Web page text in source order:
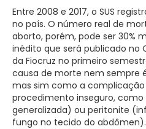
Entre 2008 e 2017, o SUS
no país. O número real de
aborto, porém, pode ser 30%
inédito que será publicado no
da Fiocruz no primeiro
causa de morte nem sempre
mas sim como a
procedimento inseguro,
generalizada) ou peritonite
fungo no tecido do abdômen).